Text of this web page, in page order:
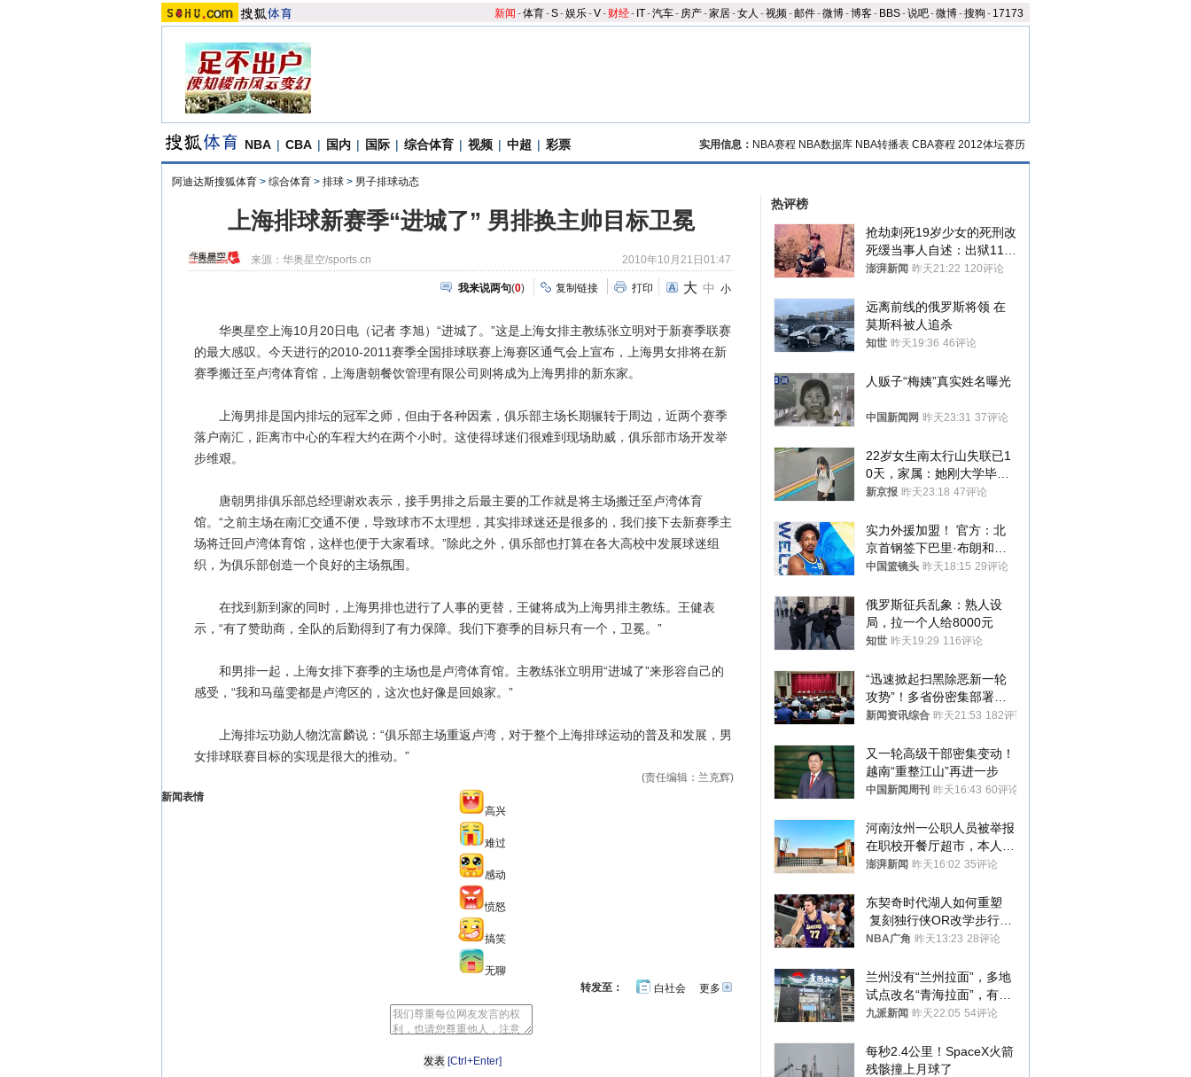
新闻 -体育-S-娱乐-V- 财经- IT-汽车- 房产-家居-女人 -视频-邮件-微博-博客- BBS-说吧-微博-搜狗 - 17173
NBA | CBA | 国内 | 国际 | 综合体育 | 视频 | 中超 | 彩票 实用信息： NBA赛程 NBA数据库 NBA转播表 CBA赛程 2012体坛赛历
阿迪达斯搜狐体育 > 综合体育 > 排球 > 男子排球动态
上海排球新赛季“进城了” 男排换主帅目标卫冕
来源：华奥星空/sports.cn 2010年10月21日01:47
我来说两句(0) 复制链接 打印 大 中 小
华奥星空上海10月20日电（记者 李旭）“进城了。”这是上海女排主教练张立明对于新赛季联赛
的最大感叹。今天进行的2010-2011赛季全国排球联赛上海赛区通气会上宣布，上海男女排将在新
赛季搬迁至卢湾体育馆，上海唐朝餐饮管理有限公司则将成为上海男排的新东家。
上海男排是国内排坛的冠军之师，但由于各种因素，俱乐部主场长期辗转于周边，近两个赛季
落户南汇，距离市中心的车程大约在两个小时。这使得球迷们很难到现场助威，俱乐部市场开发举
步维艰。
唐朝男排俱乐部总经理谢欢表示，接手男排之后最主要的工作就是将主场搬迁至卢湾体育
馆。“之前主场在南汇交通不便，导致球市不太理想，其实排球迷还是很多的，我们接下去新赛季主
场将迁回卢湾体育馆，这样也便于大家看球。”除此之外，俱乐部也打算在各大高校中发展球迷组
织，为俱乐部创造一个良好的主场氛围。
在找到新到家的同时，上海男排也进行了人事的更替，王健将成为上海男排主教练。王健表
示，“有了赞助商，全队的后勤得到了有力保障。我们下赛季的目标只有一个，卫冕。”
和男排一起，上海女排下赛季的主场也是卢湾体育馆。主教练张立明用“进城了”来形容自己的
感受，“我和马蕴雯都是卢湾区的，这次也好像是回娘家。”
上海排坛功勋人物沈富麟说：“俱乐部主场重返卢湾，对于整个上海排球运动的普及和发展，男
女排球联赛目标的实现是很大的推动。”
(责任编辑：兰克辉)
新闻表情
高兴
难过
感动
愤怒
搞笑
无聊
更多开
转发至： 白社会
[Ctrl+Enter]
热评榜
抢劫刺死19岁少女的死刑改
死缓当事人自述：出狱11年
间始终刻意躲避被害人家属
澎湃新闻 昨天21:22 120评论
远离前线的俄罗斯将领 在
莫斯科被人追杀
知世 昨天19:36 46评论
人贩子“梅姨”真实姓名曝光
中国新闻网 昨天23:31 37评论
22岁女生南太行山失联已1
0天，家属：她刚大学毕业
想到山里旅行
新京报 昨天23:18 47评论
实力外援加盟！ 官方：北
京首钢签下巴里·布朗和桑
普森
中国篮镜头 昨天18:15 29评论
俄罗斯征兵乱象：熟人设
局，拉一个人给8000元
知世 昨天19:29 116评论
“迅速掀起扫黑除恶新一轮
攻势”！多省份密集部署，
公布举报方式
新闻资讯综合 昨天21:53 182评论
又一轮高级干部密集变动！
越南“重整江山”再进一步
中国新闻周刊 昨天16:43 60评论
河南汝州一公职人员被举报
在职校开餐厅超市，本人回
应称“是给别人帮忙”
澎湃新闻 昨天16:02 35评论
东契奇时代湖人如何重塑
复刻独行侠OR改学步行
者？
NBA广角 昨天13:23 28评论
兰州没有“兰州拉面”，多地
试点改名“青海拉面”，有商
家改名已两年
九派新闻 昨天22:05 54评论
每秒2.4公里！SpaceX火箭
残骸撞上月球了